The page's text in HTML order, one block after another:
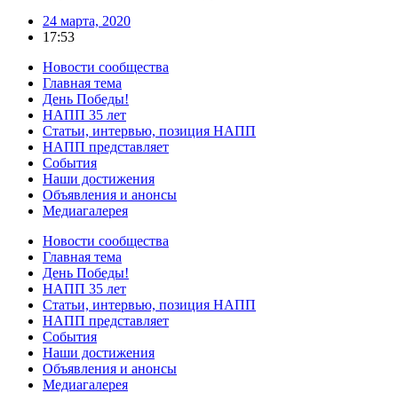
24 марта, 2020
17:53
Новости сообщества
Главная тема
День Победы!
НАПП 35 лет
Статьи, интервью, позиция НАПП
НАПП представляет
События
Наши достижения
Объявления и анонсы
Медиагалерея
Новости сообщества
Главная тема
День Победы!
НАПП 35 лет
Статьи, интервью, позиция НАПП
НАПП представляет
События
Наши достижения
Объявления и анонсы
Медиагалерея